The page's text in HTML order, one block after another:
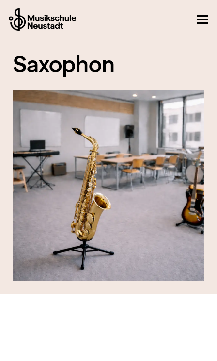
Saxophon